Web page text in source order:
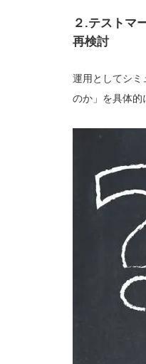
２.テストマ
再検討
運用としてシミ
のか」を具体的